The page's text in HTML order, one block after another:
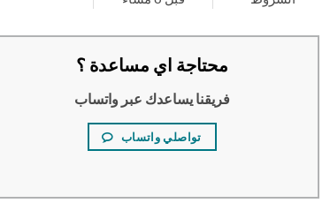
محتاجة اي مساعدة ؟
فريقنا يساعدك عبر واتساب
تواصلي واتساب